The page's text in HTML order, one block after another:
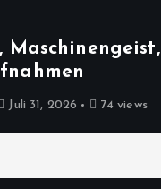
Maschinengeist,
Juli 31, 2026 74 views